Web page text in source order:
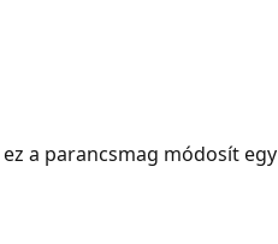
a parancsmag módosít egy